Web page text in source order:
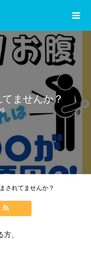
ませんか？
されてませんか？
、